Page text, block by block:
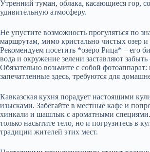
Утренний туман, облака, касающиеся гор,
удивительную атмосферу.
Не упустите возможность прогуляться по
маршрутам, мимо кристально чистых озер и
Рекомендуем посетить *озеро Рица* – его
вода и окружение зелени заставляют забыть
Обязательно возьмите с собой
запечатленные здесь, требуются для
Кавказская кухня порадует настоящими
изысками. Забегайте в местные кафе и
хинкали и шашлык с ароматными
только насытите тело, но и погрузитесь в
традиции жителей этих мест.